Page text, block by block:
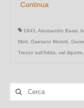
Continua
1943 Alessandro Bassi
Mort Gaetano Moretti
Trezzo sull'Adda
val diporto
Cerca: